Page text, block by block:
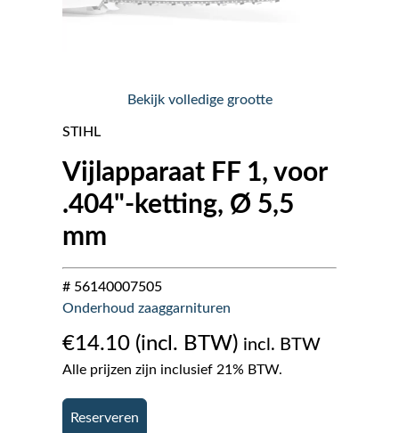
Bekijk volledige grootte
STIHL
Vijlapparaat FF 1, voor
.404"-ketting, Ø 5,5
mm
# 56140007505
Onderhoud zaaggarnituren
€14.10 incl. BTW
Alle prijzen zijn inclusief 21% BTW.
Reserveren